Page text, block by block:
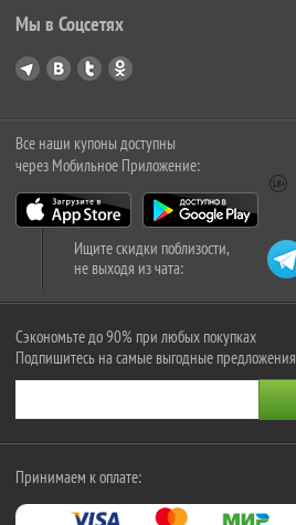
Мы в Соцсетях
Все наши купоны доступны
через Мобильное Приложение:
Ищите скидки поблизости,
не выходя из чата:
Сэкономьте до 90% при любых покупках
Подпишитесь на самые выгодные предложения
Принимаем к оплате: